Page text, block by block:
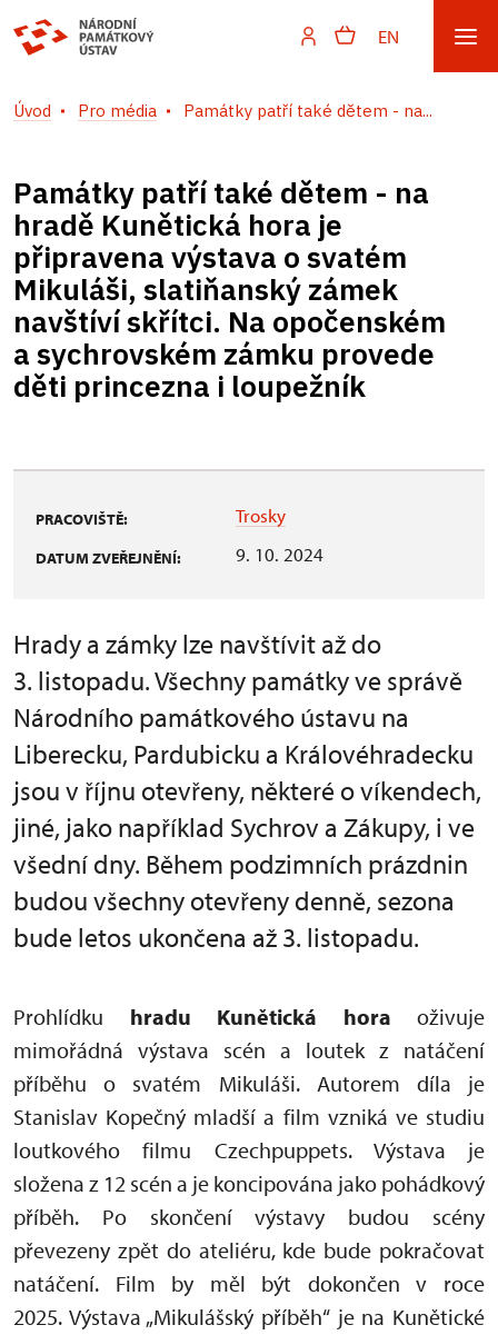
EN
Úvod Pro média Památky patří také dětem - na...
Památky patří také dětem - na
hradě Kunětická hora je
připravena výstava o svatém
Mikuláši, slatiňanský zámek
navštíví skřítci. Na opočenském
a sychrovském zámku provede
děti princezna i loupežník
PRACOVIŠTĚ: Trosky
DATUM ZVEŘEJNĚNÍ: 9. 10. 2024
Hrady a zámky lze navštívit až do
3. listopadu. Všechny památky ve správě
Národního památkového ústavu na
Liberecku, Pardubicku a Královéhradecku
jsou v říjnu otevřeny, některé o víkendech,
jiné, jako například Sychrov a Zákupy, i ve
všední dny. Během podzimních prázdnin
budou všechny otevřeny denně, sezona
bude letos ukončena až 3. listopadu.
Prohlídku hradu Kunětická hora oživuje
mimořádná výstava scén a loutek z natáčení
příběhu o svatém Mikuláši. Autorem díla je
Stanislav Kopečný mladší a film vzniká ve studiu
loutkového filmu Czechpuppets. Výstava je
složena z 12 scén a je koncipována jako pohádkový
příběh. Po skončení výstavy budou scény
převezeny zpět do ateliéru, kde bude pokračovat
natáčení. Film by měl být dokončen v roce
2025. Výstava „Mikulášský příběh“ je na Kunětické